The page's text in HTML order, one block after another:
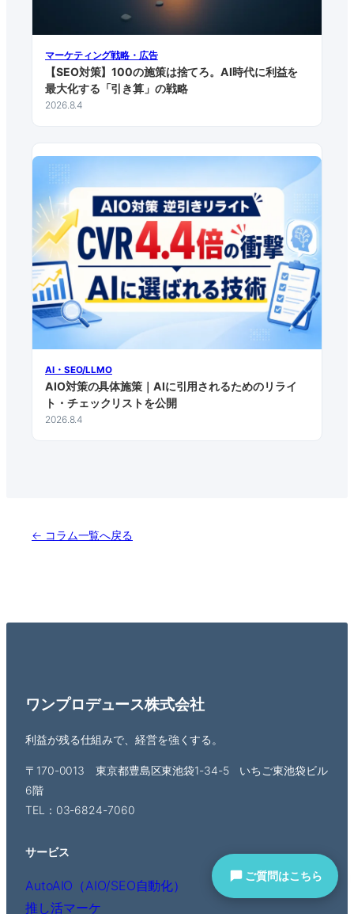
マーケティング戦略・広告
【SEO対策】100の施策は捨てろ。AI時代に利益を
最大化する「引き算」の戦略
2026.8.4
AI・SEO/LLMO
AIO対策の具体施策｜AIに引用されるためのリライ
ト・チェックリストを公開
2026.8.4
← コラム一覧へ戻る
ワンプロデュース株式会社
利益が残る仕組みで、経営を強くする。
〒170-0013 東京都豊島区東池袋1-34-5 いちご東池袋ビル
6階
TEL：03-6824-7060
サービス
AutoAIO（AIO/SEO自動化）
推し活マーケ